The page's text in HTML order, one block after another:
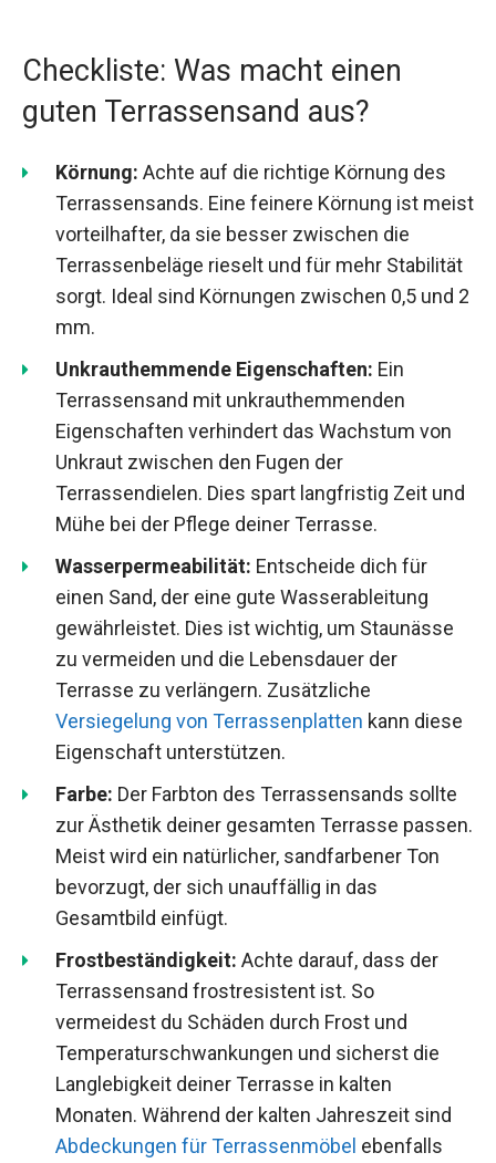
Checkliste: Was macht einen
guten Terrassensand aus?
Körnung: Achte auf die richtige Körnung des
Terrassensands. Eine feinere Körnung ist meist
vorteilhafter, da sie besser zwischen die
Terrassenbeläge rieselt und für mehr Stabilität
sorgt. Ideal sind Körnungen zwischen 0,5 und 2
mm.
Unkrauthemmende Eigenschaften: Ein
Terrassensand mit unkrauthemmenden
Eigenschaften verhindert das Wachstum von
Unkraut zwischen den Fugen der
Terrassendielen. Dies spart langfristig Zeit und
Mühe bei der Pflege deiner Terrasse.
Wasserpermeabilität: Entscheide dich für
einen Sand, der eine gute Wasserableitung
gewährleistet. Dies ist wichtig, um Staunässe
zu vermeiden und die Lebensdauer der
Terrasse zu verlängern. Zusätzliche
Versiegelung von Terrassenplatten kann diese
Eigenschaft unterstützen.
Farbe: Der Farbton des Terrassensands sollte
zur Ästhetik deiner gesamten Terrasse passen.
Meist wird ein natürlicher, sandfarbener Ton
bevorzugt, der sich unauffällig in das
Gesamtbild einfügt.
Frostbeständigkeit: Achte darauf, dass der
Terrassensand frostresistent ist. So
vermeidest du Schäden durch Frost und
Temperaturschwankungen und sicherst die
Langlebigkeit deiner Terrasse in kalten
Monaten. Während der kalten Jahreszeit sind
Abdeckungen für Terrassenmöbel ebenfalls